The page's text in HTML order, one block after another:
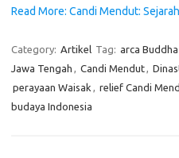
Read More: Candi Mendut:
Category: Artikel Tag: arca Buddha
Jawa Tengah , Candi Mendut,
perayaan Waisak , relief Candi
budaya Indonesia